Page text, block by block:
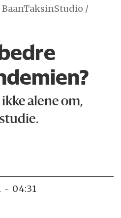
BaanTaksinStudio /
alene om,
- 04:31